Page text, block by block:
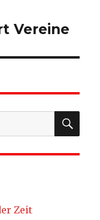
Vereine
Zeit